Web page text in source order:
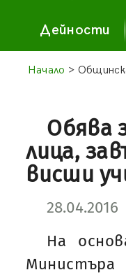
Дейности
Начало >
Обява
лица,
висши
28.04.2016
На